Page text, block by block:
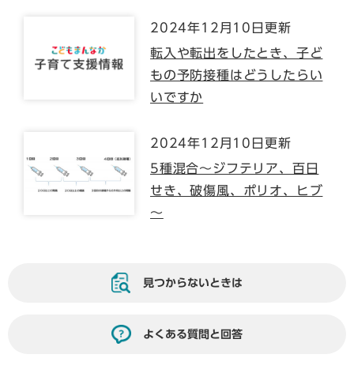
2024年12月10日更新
転入や転出をしたとき、子ど
もの予防接種はどうしたらい
いですか
2024年12月10日更新
5種混合～ジフテリア、百日
せき、破傷風、ポリオ、ヒブ
～
見つからないときは
よくある質問と回答